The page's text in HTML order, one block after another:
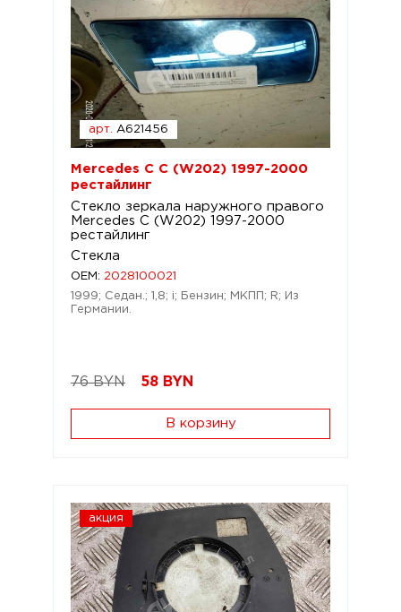
арт. A621456
Mercedes C C (W202) 1997-2000
рестайлинг
Стекло зеркала наружного правого
Mercedes C (W202) 1997-2000
рестайлинг
Стекла
OEM: 2028100021
1999; Седан.; 1,8; i; Бензин; МКПП; R; Из
Германии.
76 BYN 58 BYN
В корзину
акция